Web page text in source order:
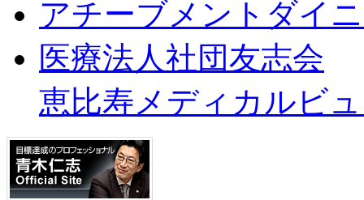
アチーブメントダイ
医療法人社団友志会
恵比寿メディカルビ